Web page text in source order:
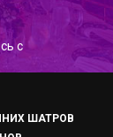
с
ШАТРОВ